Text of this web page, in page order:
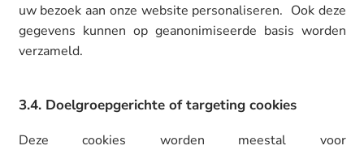
uw bezoek aan onze website personaliseren. Ook deze
gegevens kunnen op geanonimiseerde basis worden
verzameld.
3.4. Doelgroepgerichte of targeting cookies
Deze cookies worden meestal voor